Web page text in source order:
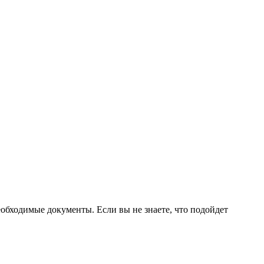
документы. Если вы не знаете, что подойдет